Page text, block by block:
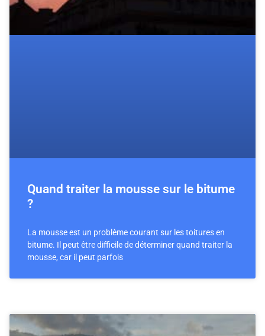
Quand traiter la mousse sur le bitume
?
La mousse est un problème courant sur les toitures en
bitume. Il peut être difficile de déterminer quand traiter la
mousse, car il peut parfois